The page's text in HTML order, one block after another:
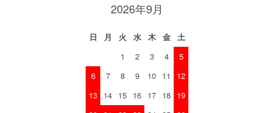
2026年9月
日 月 火 水 木 金
土
1
2 3 4
5
6
7 8 9 10 11
12
13 14 15 16 17 18 19